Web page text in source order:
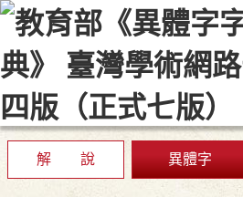
::: 最新消息 常見問題 編輯說明
顯示模式
網站導覽
解 說 異體字